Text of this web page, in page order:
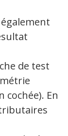
de test
cochée). En